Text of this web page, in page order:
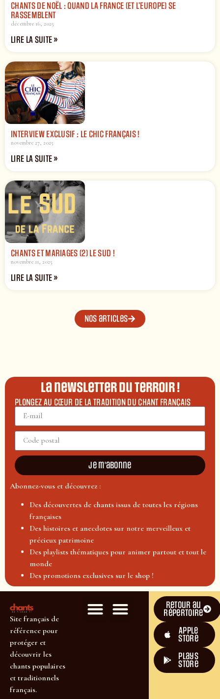
CHANTS DE NOËL : QUAND LA FRANCE (ET L’EUROPE) SE
RASSEMBLENT
décembre 16, 2025
LIRE LA SUITE »
INTERVIEW EXCLUSIF : LE CHIC FRANÇAIS !
novembre 27, 2025
LIRE LA SUITE »
CHANTS ET MARIAGES (2) LE SUD !
novembre 11, 2025
LIRE LA SUITE »
Nos articles
La newsletter du terroir !
PLONGEZ AU CŒUR DE LA TRADITION DU CHANT FRANÇAIS
Je m'abonne
Abonnez-vous et découvrez :
Des découvertes de chants issus de toutes les régions
françaises
Des histoires et anecdotes sur notre merveilleux et
précieux patrimoine
Des playlists thématiques pour animer partout et tout le
monde
Des promotions exclusives sur le shop !
Site français de
référence pour
protéger et
découvrir les
chants populaires
et traditionnels
français.
Retour au
répertoire
Apple
Store
plays
store